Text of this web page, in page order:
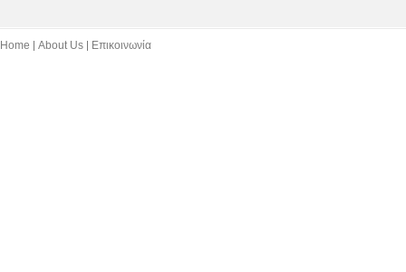
Home About Us Επικοινωνία